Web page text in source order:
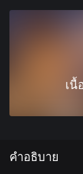
เนื้
คำอธิบาย